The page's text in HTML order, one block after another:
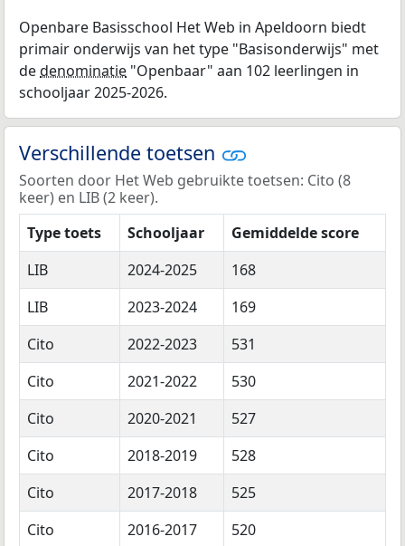
Openbare Basisschool Het Web in Apeldoorn biedt
primair onderwijs van het type "Basisonderwijs" met
dedenominatie "Openbaar" aan 102 leerlingen in
schooljaar 2025-2026.
Verschillende toetsen
Soorten door Het Web gebruikte toetsen: Cito (8
keer) en LIB (2 keer).
Type toets
Schooljaar
Gemiddelde score
LIB
2024-2025
168
LIB
2023-2024
169
Cito
2022-2023
531
Cito
2021-2022
530
Cito
2020-2021
527
Cito
2018-2019
528
Cito
2017-2018
525
Cito
2016-2017
520